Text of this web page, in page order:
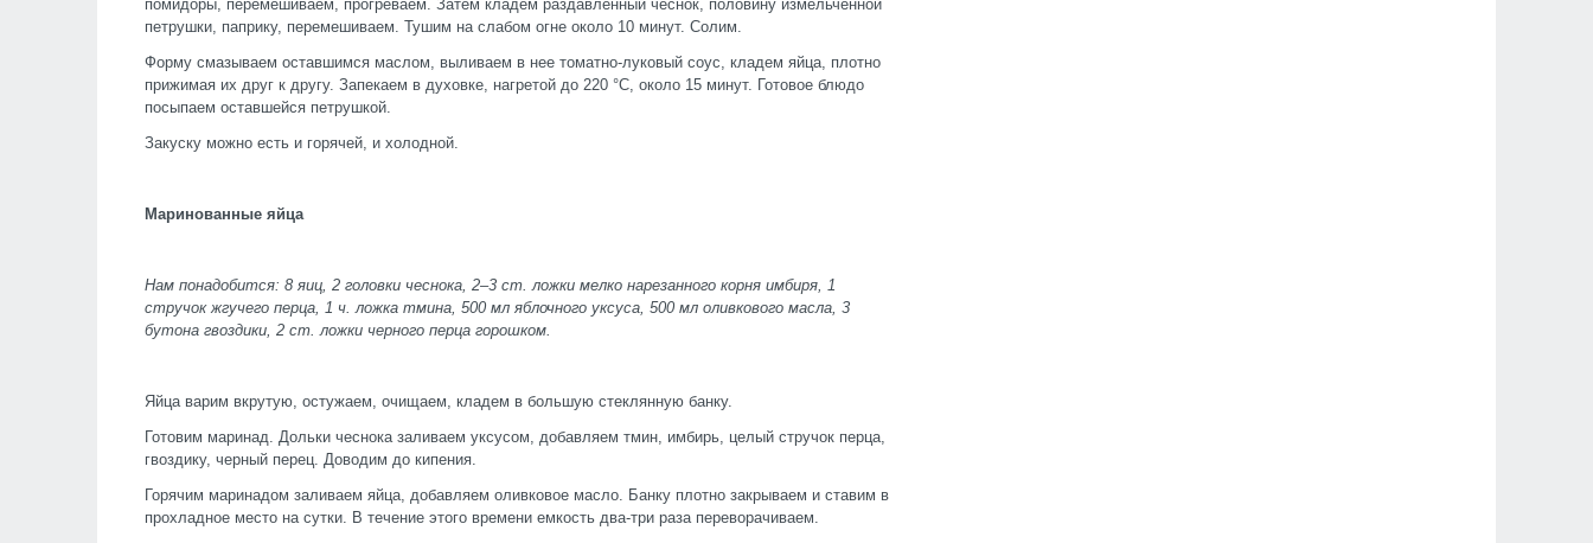
помидоры, перемешиваем, прогреваем. Затем кладем раздавленный чеснок, половину измельченной
петрушки, паприку, перемешиваем. Тушим на слабом огне около 10 минут. Солим.
Форму смазываем оставшимся маслом, выливаем в нее томатно-луковый соус, кладем яйца, плотно
прижимая их друг к другу. Запекаем в духовке, нагретой до 220 °С, около 15 минут. Готовое блюдо
посыпаем оставшейся петрушкой.
Закуску можно есть и горячей, и холодной.
Маринованные яйца
Нам понадобится: 8 яиц, 2 головки чеснока, 2–3 ст. ложки мелко нарезанного корня имбиря, 1
стручок жгучего перца, 1 ч. ложка тмина, 500 мл яблочного уксуса, 500 мл оливкового масла, 3
бутона гвоздики, 2 ст. ложки черного перца горошком.
Яйца варим вкрутую, остужаем, очищаем, кладем в большую стеклянную банку.
Готовим маринад. Дольки чеснока заливаем уксусом, добавляем тмин, имбирь, целый стручок перца,
гвоздику, черный перец. Доводим до кипения.
Горячим маринадом заливаем яйца, добавляем оливковое масло. Банку плотно закрываем и ставим в
прохладное место на сутки. В течение этого времени емкость два-три раза переворачиваем.